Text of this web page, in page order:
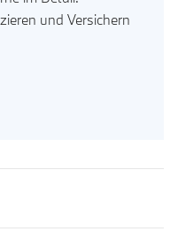
und Versichern